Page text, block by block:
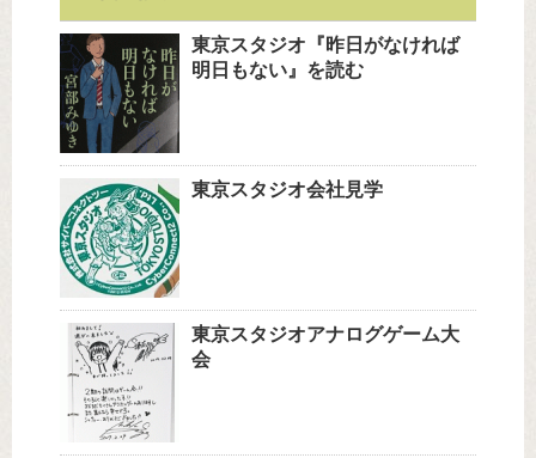
東京スタジオ『昨日がなければ
明日もない』を読む
東京スタジオ会社見学
東京スタジオアナログゲーム大
会